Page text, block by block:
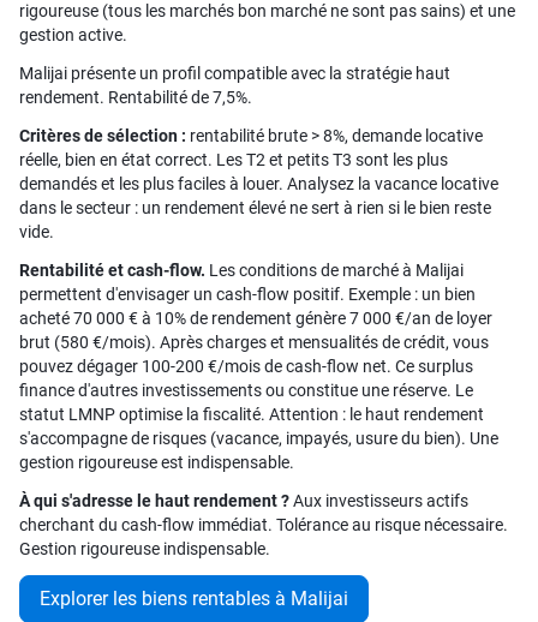
rigoureuse (tous les marchés bon marché ne sont pas sains) et une
gestion active.
Malijai présente un profil compatible avec la stratégie haut
rendement. Rentabilité de 7,5%.
Critères de sélection : rentabilité brute > 8%, demande locative
réelle, bien en état correct. Les T2 et petits T3 sont les plus
demandés et les plus faciles à louer. Analysez la vacance locative
dans le secteur : un rendement élevé ne sert à rien si le bien reste
vide.
Rentabilité et cash-flow. Les conditions de marché à Malijai
permettent d'envisager un cash-flow positif. Exemple : un bien
acheté 70 000 € à 10% de rendement génère 7 000 €/an de loyer
brut (580 €/mois). Après charges et mensualités de crédit, vous
pouvez dégager 100-200 €/mois de cash-flow net. Ce surplus
finance d'autres investissements ou constitue une réserve. Le
statut LMNP optimise la fiscalité. Attention : le haut rendement
s'accompagne de risques (vacance, impayés, usure du bien). Une
gestion rigoureuse est indispensable.
À qui s'adresse le haut rendement ?Aux investisseurs actifs
cherchant du cash-flow immédiat. Tolérance au risque nécessaire.
Gestion rigoureuse indispensable.
Explorer les biens rentables à Malijai